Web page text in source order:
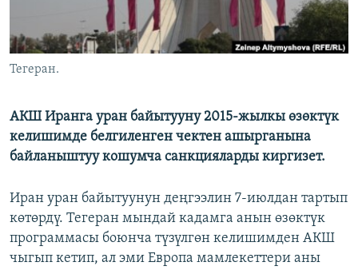
ЭЕ/АРнун бардык сайттары
Тегеран.
АКШ Иранга уран байытууну 2015-жылкы өзөктүк
келишимде белгиленген чектен ашырганына
байланыштуу кошумча санкцияларды киргизет.
Иран уран байытуунун деңгээлин 7-июлдан тартып
көтөрдү. Тегеран мындай кадамга анын өзөктүк
программасы боюнча түзүлгөн келишимден АКШ
чыгып кетип, ал эми Европа мамлекеттери аны